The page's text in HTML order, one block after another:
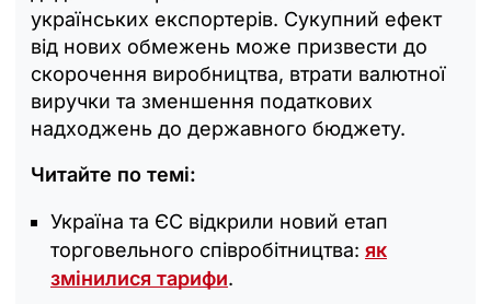
українських експортерів. Сукупний ефект
від нових обмежень може призвести до
скорочення виробництва, втрати валютної
виручки та зменшення податкових
надходжень до державного бюджету.
Читайте по темі:
Україна та ЄС відкрили новий етап
торговельного співробітництва: як
змінилися тарифи.